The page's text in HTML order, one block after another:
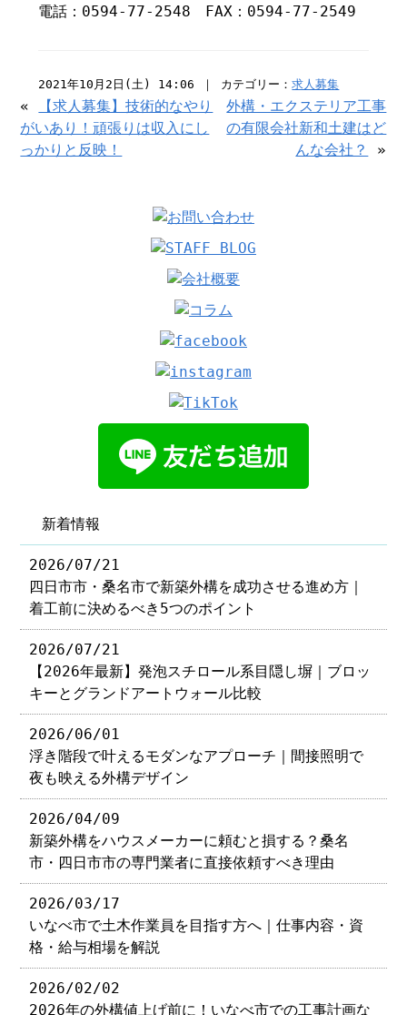
電話：0594-77-2548 FAX：0594-77-2549
2021年10月2日(土) 14:06 ｜ カテゴリー：求人募集
«
【求人募集】技術的なやり
がいあり！頑張りは収入にし
っかりと反映！
外構・エクステリア工事
の有限会社新和土建はど
んな会社？
»
新着情報
2026/07/21
四日市市・桑名市で新築外構を成功させる進め方｜
着工前に決めるべき5つのポイント
2026/07/21
【2026年最新】発泡スチロール系目隠し塀｜ブロッ
キーとグランドアートウォール比較
2026/06/01
浮き階段で叶えるモダンなアプローチ｜間接照明で
夜も映える外構デザイン
2026/04/09
新築外構をハウスメーカーに頼むと損する？桑名
市・四日市市の専門業者に直接依頼すべき理由
2026/03/17
いなべ市で土木作業員を目指す方へ｜仕事内容・資
格・給与相場を解説
2026/02/02
2026年の外構値上げ前に！いなべ市での工事計画な